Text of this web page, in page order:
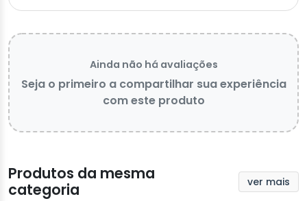
Ainda não há avaliações
Seja o primeiro a compartilhar sua experiência
com este produto
Produtos da mesma
categoria
ver mais